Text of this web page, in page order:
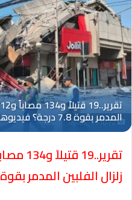
Oplus_131072
زلزال الفلبين المدمر بقوة 7.8 درجة؟ فيديوهات..